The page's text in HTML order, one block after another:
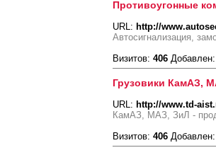
Противоугонные
URL: http://
Автосигнализация,
Визитов: 406 Добавлен:
Грузовики КамАЗ,
URL: http://www.td-
КамАЗ, МАЗ, ЗиЛ -
Визитов: 406 Добавлен: